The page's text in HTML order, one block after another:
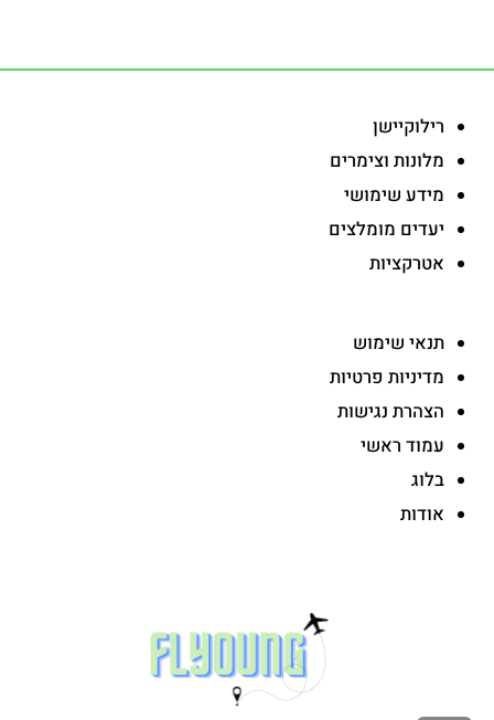
רילוקיישן
מלונות וצימרים
מידע שימושי
יעדים מומלצים
אטרקציות
תנאי שימוש
מדיניות פרטיות
הצהרת נגישות
עמוד ראשי
בלוג
אודות